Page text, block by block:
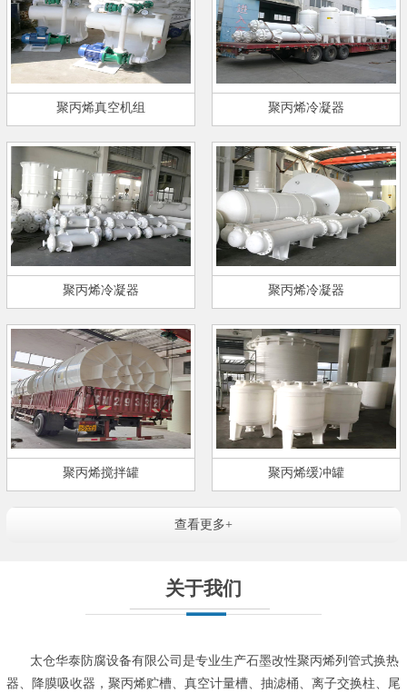
聚丙烯真空机组 聚丙烯冷凝器
聚丙烯冷凝器 聚丙烯冷凝器
聚丙烯搅拌罐 聚丙烯缓冲罐
查看更多+
关于我们
太仓华泰防腐设备有限公司是专业生产石墨改性聚丙烯列管式换热
器、降膜吸收器，聚丙烯贮槽、真空计量槽、抽滤桶、离子交换柱、尾